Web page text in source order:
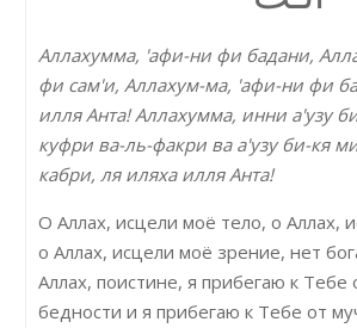
Аллахумма, 'афи-ни фи бадани,
фи сам'и, Аллахум-ма, 'афи-ни фи
илля Анта! Аллахумма, инни а'узу
куфри ва-ль-факри ва а'узу би-кя
кабри, ля иляха илля Анта!
О Аллах, исцели моё тело, о Аллах,
о Аллах, исцели моё зрение, нет
Аллах, поистине, я прибегаю к Тебе
бедности и я прибегаю к Тебе от